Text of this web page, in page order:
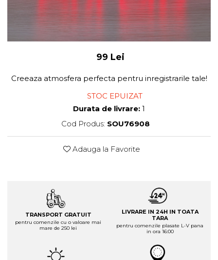
99 Lei
Creeaza atmosfera perfecta pentru inregistrarile tale!
STOC EPUIZAT
Durata de livrare: 1
Cod Produs: SOU76908
Adauga la Favorite
TRANSPORT GRATUIT
pentru comenzile cu o valoare mai
mare de 250 lei
LIVRARE IN 24H IN TOATA
TARA
pentru comenzile plasate L-V pana
in ora 16:00